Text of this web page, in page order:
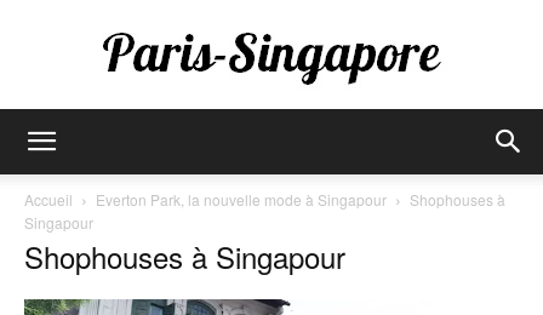
Singapore
Accueil Everton Park, la nouvelle mode à Singapour
Shophouses à
Singapour
Shophouses à Singapour